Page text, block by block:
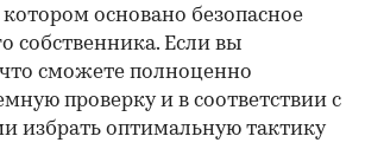
основано безопасное
собственника. Если вы
что сможете полноценно
проверку и в соответствии с
избрать оптимальную тактику